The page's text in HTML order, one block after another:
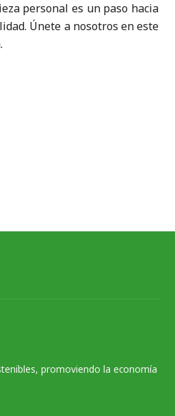
personal es un paso hacia
Únete a nosotros en este
promoviendo la economía